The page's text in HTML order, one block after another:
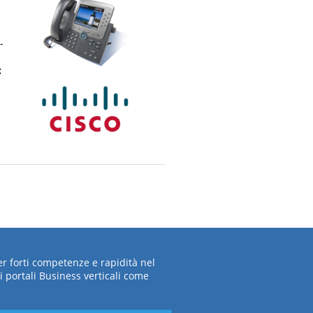
forti competenze e rapidità nel
Business verticali come